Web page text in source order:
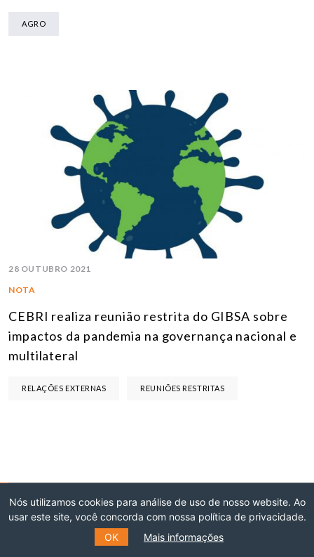
AGRO
28 OUTUBRO 2021
NOTA
CEBRI realiza reunião restrita do GIBSA sobre
impactos da pandemia na governança nacional e
multilateral
RELAÇÕES EXTERNAS REUNIÕES RESTRITAS
INSCREVA-SE NO NOSSO
Nós utilizamos cookies para análise de uso de nosso website. Ao
usar este site, você concorda com nossa política de privacidade.
OK
Mais informações